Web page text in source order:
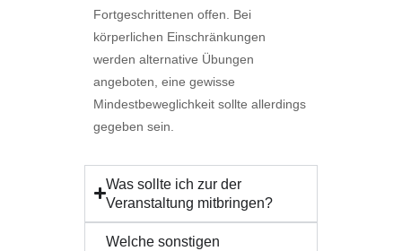
Fortgeschrittenen offen. Bei
körperlichen Einschränkungen
werden alternative Übungen
angeboten, eine gewisse
Mindestbeweglichkeit sollte allerdings
gegeben sein.
Was sollte ich zur der
Veranstaltung mitbringen?
Welche sonstigen